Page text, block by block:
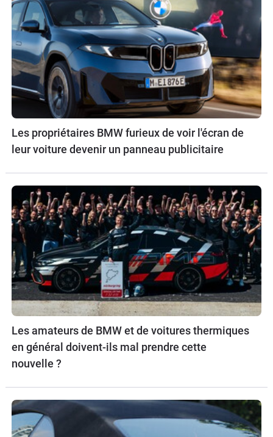
Les propriétaires BMW furieux de voir l'écran de
leur voiture devenir un panneau publicitaire
Les amateurs de BMW et de voitures thermiques
en général doivent-ils mal prendre cette
nouvelle ?